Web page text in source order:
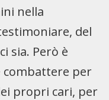
nella
del
sia. Però è
combattere per
propri cari, per